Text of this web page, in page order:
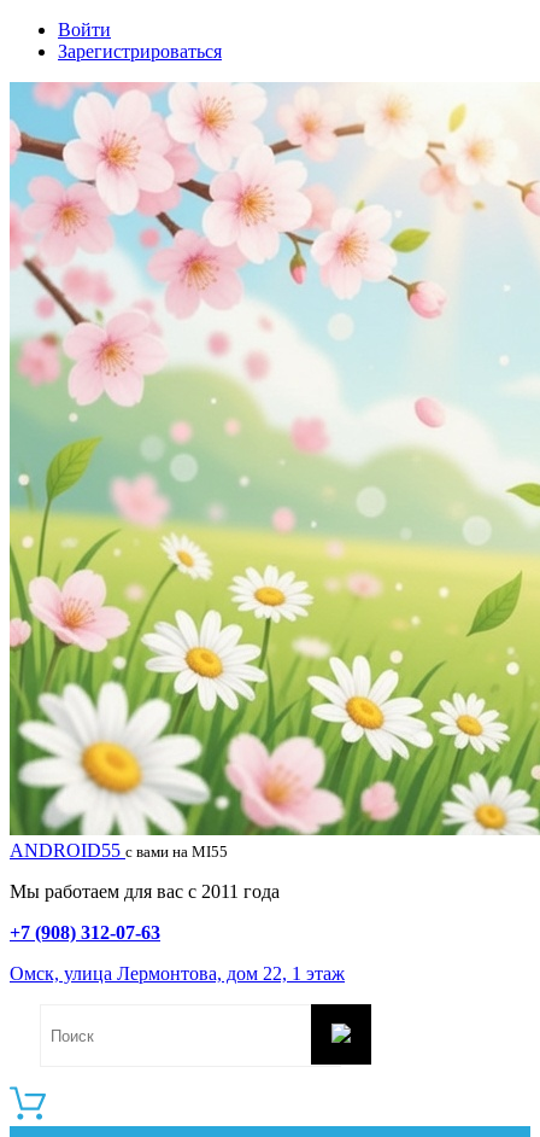
Войти
Зарегистрироваться
ANDROID55 с вами на MI55
Мы работаем для вас с 2011 года
+7 (908) 312-07-63
Омск, улица Лермонтова, дом 22, 1 этаж